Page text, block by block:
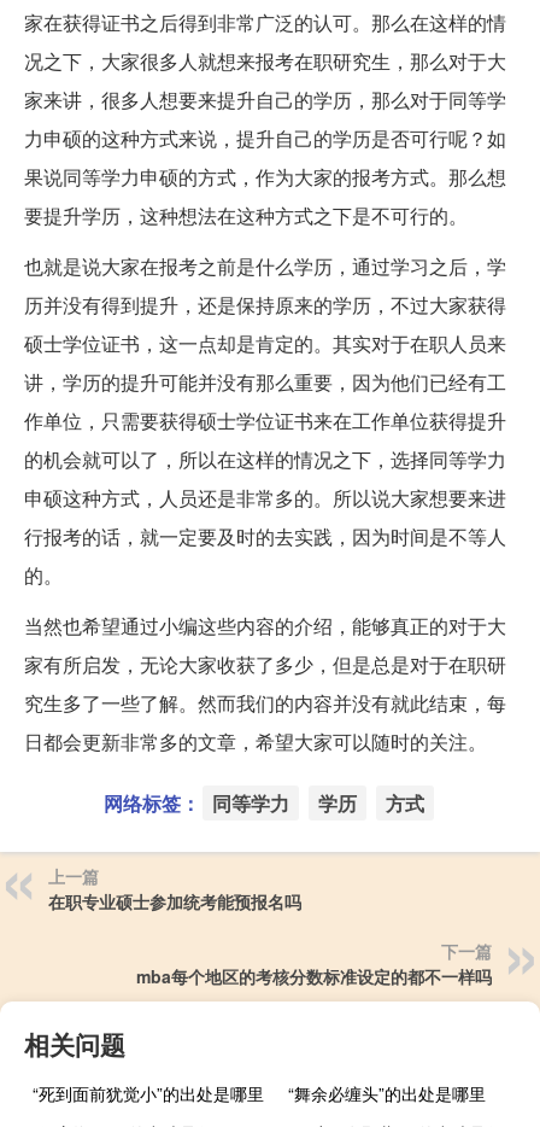
家在获得证书之后得到非常广泛的认可。那么在这样的情
况之下，大家很多人就想来报考在职研究生，那么对于大
家来讲，很多人想要来提升自己的学历，那么对于同等学
力申硕的这种方式来说，提升自己的学历是否可行呢？如
果说同等学力申硕的方式，作为大家的报考方式。那么想
要提升学历，这种想法在这种方式之下是不可行的。
也就是说大家在报考之前是什么学历，通过学习之后，学
历并没有得到提升，还是保持原来的学历，不过大家获得
硕士学位证书，这一点却是肯定的。其实对于在职人员来
讲，学历的提升可能并没有那么重要，因为他们已经有工
作单位，只需要获得硕士学位证书来在工作单位获得提升
的机会就可以了，所以在这样的情况之下，选择同等学力
申硕这种方式，人员还是非常多的。所以说大家想要来进
行报考的话，就一定要及时的去实践，因为时间是不等人
的。
当然也希望通过小编这些内容的介绍，能够真正的对于大
家有所启发，无论大家收获了多少，但是总是对于在职研
究生多了一些了解。然而我们的内容并没有就此结束，每
日都会更新非常多的文章，希望大家可以随时的关注。
网络标签： 同等学力 学历 方式
上一篇
在职专业硕士参加统考能预报名吗
下一篇
mba每个地区的考核分数标准设定的都不一样吗
相关问题
“死到面前犹觉小”的出处是哪里
“舞余必缠头”的出处是哪里